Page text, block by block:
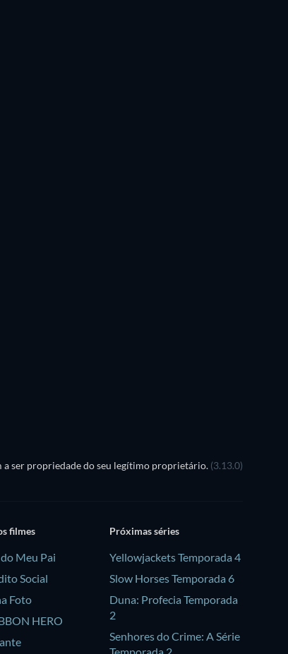
ser propriedade do seu legítimo proprietário. (3.13.0)
filmes
Meu Pai
Social
Foto
HERO
Próximas séries
Yellowjackets Temporada 4
Slow Horses Temporada 6
Duna: Profecia Temporada
2
Senhores do Crime: A Série